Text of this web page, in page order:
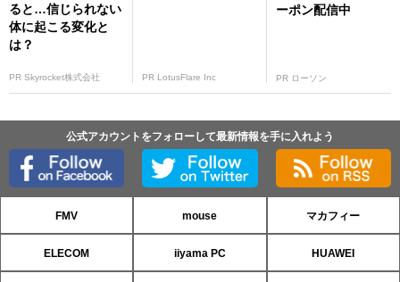
ると…信じられない
体に起こる変化と
は？
PR Skyrocket株式会社 PR LotusFlare Inc
ーポン配信中
PR ローソン
公式アカウントをフォローして最新情報を手に入れよう
FMV mouse マカフィー
ELECOM iiyama PC HUAWEI